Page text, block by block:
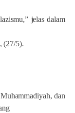
jelas dalam
(27/5).
dan